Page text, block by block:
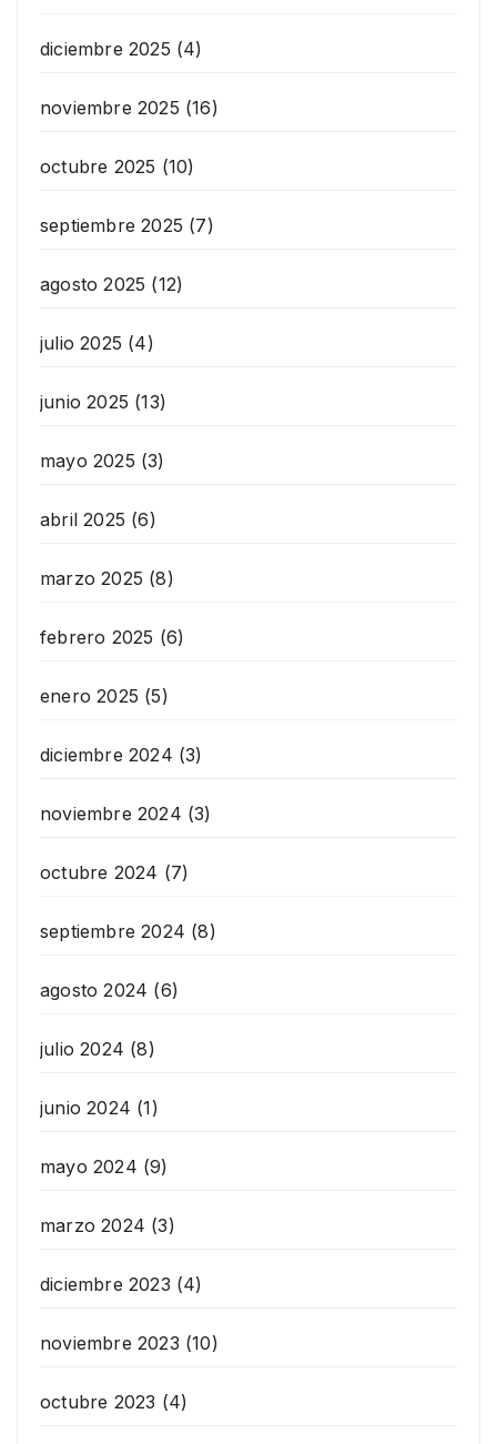
diciembre 2025 (4)
noviembre 2025 (16)
octubre 2025 (10)
septiembre 2025 (7)
agosto 2025 (12)
julio 2025 (4)
junio 2025 (13)
mayo 2025 (3)
abril 2025 (6)
marzo 2025 (8)
febrero 2025 (6)
enero 2025 (5)
diciembre 2024 (3)
noviembre 2024 (3)
octubre 2024 (7)
septiembre 2024 (8)
agosto 2024 (6)
julio 2024 (8)
junio 2024 (1)
mayo 2024 (9)
marzo 2024 (3)
diciembre 2023 (4)
noviembre 2023 (10)
octubre 2023 (4)